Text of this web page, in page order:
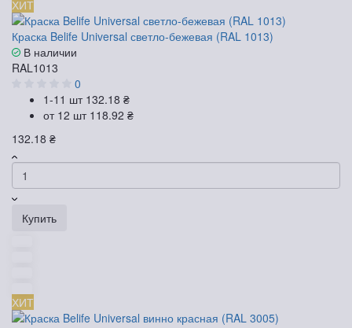
ХИТ
Краска Belife Universal светло-бежевая (RAL 1013)
В наличии
RAL1013
0
1-11 шт 132.18 ₴
от 12 шт 118.92 ₴
132.18 ₴
Купить
ХИТ